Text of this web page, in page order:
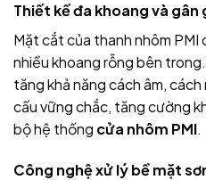
Thiết kế đa khoang và gân
Mặt cắt của thanh nhôm PMI
nhiều khoang rỗng bên
tăng khả năng cách âm,
cấu vững chắc, tăng cường
bộ hệ thống cửa nhôm PMI.
Công nghệ xử lý bề mặt